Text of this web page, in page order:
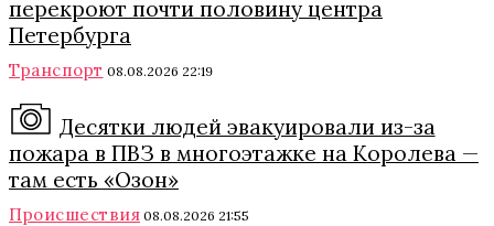
перекроют почти половину центра
Петербурга
Транспорт 08.08.2026 22:19
Десятки людей эвакуировали из-за
пожара в ПВЗ в многоэтажке на Королева —
там есть «Озон»
Происшествия 08.08.2026 21:55